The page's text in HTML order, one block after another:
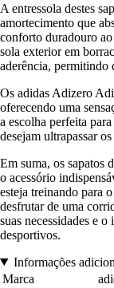
A entressola destes
amortecimento que
conforto duradouro ao
sola exterior em
aderência, permitindo
Os adidas Adizero
oferecendo uma
a escolha perfeita
desejam ultrapassar
Em suma, os sapatos
o acessório
esteja treinando para
desfrutar de uma
suas necessidades e
desportivos.
Informações
Marca